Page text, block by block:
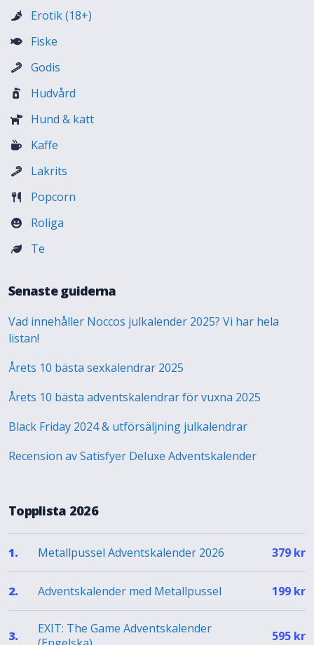
Erotik (18+)
Fiske
Godis
Hudvård
Hund & katt
Kaffe
Lakrits
Popcorn
Roliga
Te
Senaste guiderna
Vad innehåller Noccos julkalender 2025? Vi har hela
listan!
Årets 10 bästa sexkalendrar 2025
Årets 10 bästa adventskalendrar för vuxna 2025
Black Friday 2024 & utförsäljning julkalendrar
Recension av Satisfyer Deluxe Adventskalender
Topplista 2026
1. Metallpussel Adventskalender 2026 379 kr
2. Adventskalender med Metallpussel 199 kr
3.
EXIT: The Game Adventskalender
595 kr